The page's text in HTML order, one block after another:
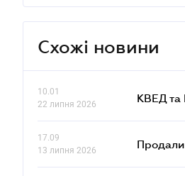
Схожі новини
10.01
22 липня 2026
КВЕД та
17.09
13 липня 2026